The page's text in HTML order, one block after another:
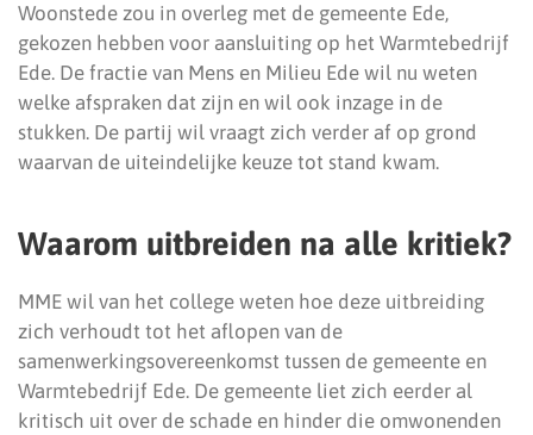
Woonstede zou in overleg met de gemeente Ede,
gekozen hebben voor aansluiting op het Warmtebedrijf
Ede. De fractie van Mens en Milieu Ede wil nu weten
welke afspraken dat zijn en wil ook inzage in de
stukken. De partij wil vraagt zich verder af op grond
waarvan de uiteindelijke keuze tot stand kwam.
Waarom uitbreiden na alle kritiek?
MME wil van het college weten hoe deze uitbreiding
zich verhoudt tot het aflopen van de
samenwerkingsovereenkomst tussen de gemeente en
Warmtebedrijf Ede. De gemeente liet zich eerder al
kritisch uit over de schade en hinder die omwonenden